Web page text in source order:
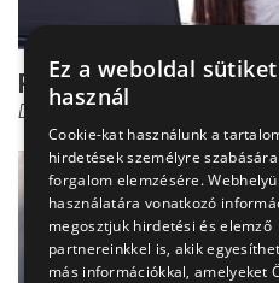
Rejtélyes csípőfájás:
Dr. Boross György
Ez a weboldal sütiket
használ
Cookie-kat használunk a
hirdetések személyre szabására
forgalom elemzésére.
használatára vonatkozó
megosztjuk hirdetési és elemző
partnereinkkel is, akik
más információkkal, amelyeket